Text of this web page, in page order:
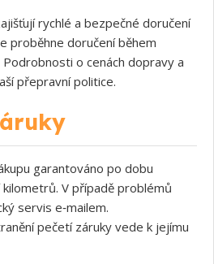
rychlé a bezpečné doručení
proběhne doručení během
Podrobnosti o cenách dopravy a
přepravní politice.
garantováno po dobu
V případě problémů
servis e‑mailem.
pečetí záruky vede k jejímu